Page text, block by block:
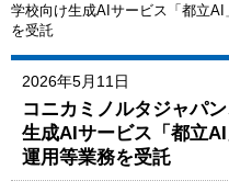
学校向け生成AIサービス「都立
を受託
2026年5月11日
コニカミノルタジャパ
生成AIサービス「都立
運用等業務を受託